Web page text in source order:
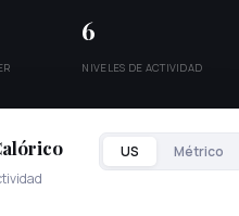
6
NIVELES DE ACTIVIDAD
US Métrico